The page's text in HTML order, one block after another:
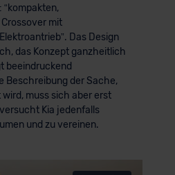
“kompakten,
mit
Das Design
das Konzept ganzheitlich
beeindruckend
Beschreibung der Sache,
wird, muss sich aber erst
Kia jedenfalls
und zu vereinen.